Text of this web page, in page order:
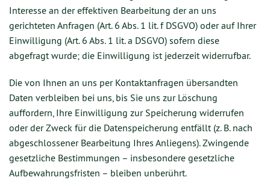
Interesse an der effektiven Bearbeitung der an uns
gerichteten Anfragen (Art. 6 Abs. 1 lit. f DSGVO) oder auf Ihrer
Einwilligung (Art. 6 Abs. 1 lit. a DSGVO) sofern diese
abgefragt wurde; die Einwilligung ist jederzeit widerrufbar.
Die von Ihnen an uns per Kontaktanfragen übersandten
Daten verbleiben bei uns, bis Sie uns zur Löschung
auffordern, Ihre Einwilligung zur Speicherung widerrufen
oder der Zweck für die Datenspeicherung entfällt (z. B. nach
abgeschlossener Bearbeitung Ihres Anliegens). Zwingende
gesetzliche Bestimmungen – insbesondere gesetzliche
Aufbewahrungsfristen – bleiben unberührt.